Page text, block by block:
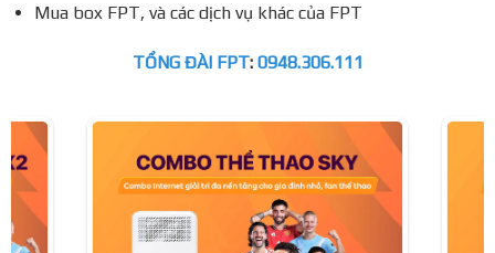
Mua box FPT, và các dịch vụ khác của FPT
TỔNG ĐÀI FPT: 0948.306.111